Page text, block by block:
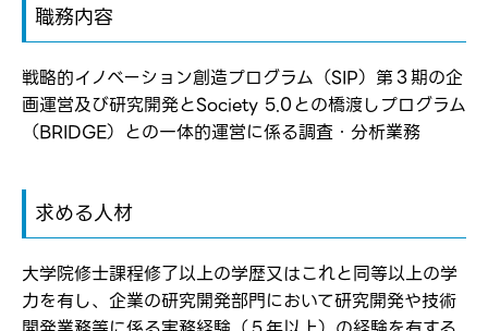
応募した方へ
弊社ホームページの求人票をみて
応募し、転職を決めた方
転職報告をする
メールアドレス
パスワード
※パスワードを忘れた方は
職務内容
戦略的イノベーション創造プログラム（SIP）第３期の企
画運営及び研究開発とSociety 5.0との橋渡しプログラム
（BRIDGE）との一体的運営に係る調査・分析業務
求める人材
大学院修士課程修了以上の学歴又はこれと同等以上の学
力を有し、企業の研究開発部門において研究開発や技術